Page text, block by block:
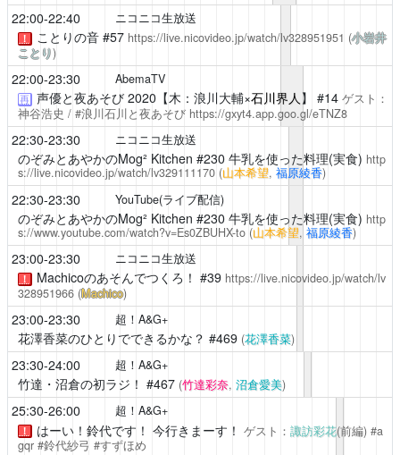
22:00-22:40 ニコニコ生放送
！ ことりの音#57 https://live.nicovideo.jp/watch/lv328951951 (小岩井
ことり)
22:00-23:30 AbemaTV
再 声優と夜あそび2020【木：浪川大輔×石川界人 】 #14 ゲスト：
神谷浩史 / #浪川石川と夜あそび https://gxyt4.app.goo.gl/eTNZ8
22:30-23:30 ニコニコ生放送
のぞみとあやかのMog² Kitchen #230 牛乳を使った料理(実食) http
s://live.nicovideo.jp/watch/lv329111170 (山本希望, 福原綾香)
22:30-23:30 YouTube(ライブ配信)
のぞみとあやかのMog² Kitchen #230 牛乳を使った料理(実食) http
s://www.youtube.com/watch?v=Es0ZBUHX-to (山本希望, 福原綾香)
23:00-23:30 ニコニコ生放送
！ Machicoのあそんでつくろ！ #39 https://live.nicovideo.jp/watch/lv
328951966 (Machico)
23:00-23:30 超！A&G+
花澤香菜のひとりでできるかな？ #469 (花澤香菜)
23:30-24:00 超！A&G+
竹達・沼倉の初ラジ！ #467 (竹達彩奈, 沼倉愛美)
25:30-26:00 超！A&G+
！ はーい！鈴代です！ 今行きまーす！ ゲスト： 諏訪彩花(前編) #a
gqr #鈴代紗弓 #すずほめ